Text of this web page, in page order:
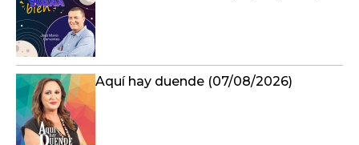
Aquí hay duende (07/08/2026)